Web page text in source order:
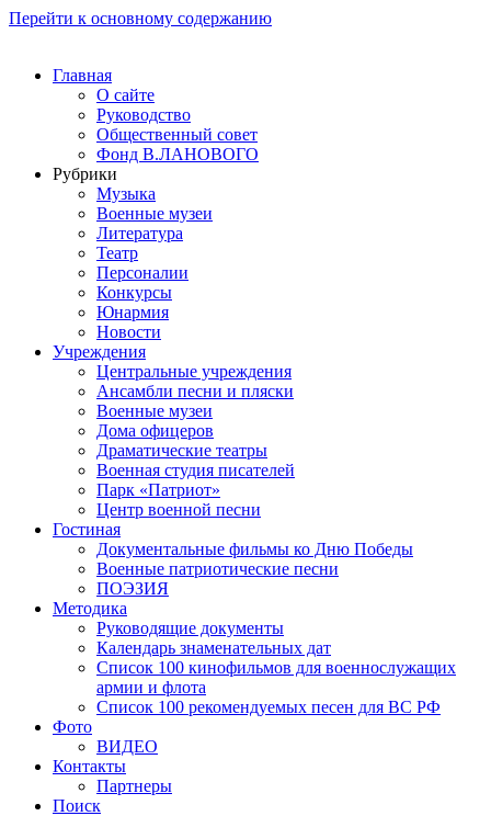
Перейти к основному содержанию
Главная
О сайте
Руководство
Общественный совет
Фонд В.ЛАНОВОГО
Рубрики
Музыка
Военные музеи
Литература
Театр
Персоналии
Конкурсы
Юнармия
Новости
Учреждения
Центральные учреждения
Ансамбли песни и пляски
Военные музеи
Дома офицеров
Драматические театры
Военная студия писателей
Парк «Патриот»
Центр военной песни
Гостиная
Документальные фильмы ко Дню Победы
Военные патриотические песни
ПОЭЗИЯ
Методика
Руководящие документы
Календарь знаменательных дат
Список 100 кинофильмов для военнослужащих
армии и флота
Список 100 рекомендуемых песен для ВС РФ
Фото
ВИДЕО
Контакты
Партнеры
Поиск